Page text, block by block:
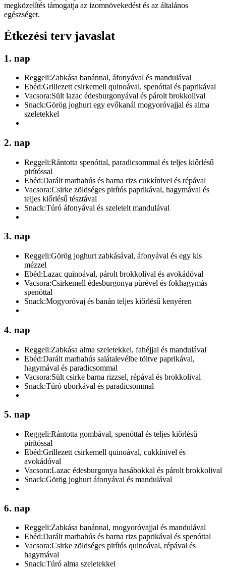
megközelítés támogatja az izomnövekedést és az általános
egészséget.
Étkezési terv javaslat
1. nap
Reggeli:Zabkása banánnal, áfonyával és mandulával
Ebéd:Grillezett csirkemell quinoával, spenóttal és paprikával
Vacsora:Sült lazac édesburgonyával és párolt brokkolival
Snack:Görög joghurt egy evőkanál mogyoróvajjal és alma
szeletekkel
2. nap
Reggeli:Rántotta spenóttal, paradicsommal és teljes kiőrlésű
pirítóssal
Ebéd:Darált marhahús és barna rizs cukkínivel és répával
Vacsora:Csirke zöldséges pirítós paprikával, hagymával és
teljes kiőrlésű tésztával
Snack:Túró áfonyával és szeletelt mandulával
3. nap
Reggeli:Görög joghurt zabkásával, áfonyával és egy kis
mézzel
Ebéd:Lazac quinoával, párolt brokkolival és avokádóval
Vacsora:Csirkemell édesburgonya pürével és fokhagymás
spenóttal
Snack:Mogyoróvaj és banán teljes kiőrlésű kenyéren
4. nap
Reggeli:Zabkása alma szeletekkel, fahéjjal és mandulával
Ebéd:Darált marhahús salátalevélbe töltve paprikával,
hagymával és paradicsommal
Vacsora:Sült csirke barna rizzsel, répával és brokkolival
Snack:Túró uborkával és paradicsommal
5. nap
Reggeli:Rántotta gombával, spenóttal és teljes kiőrlésű
pirítóssal
Ebéd:Grillezett csirkemell quinoával, cukkínivel és
avokádóval
Vacsora:Lazac édesburgonya hasábokkal és párolt brokkolival
Snack:Görög joghurt áfonyával és mandulával
6. nap
Reggeli:Zabkása banánnal, mogyoróvajjal és mandulával
Ebéd:Darált marhahús és barna rizs paprikával és spenóttal
Vacsora:Csirke zöldséges pirítós quinoával, répával és
hagymával
Snack:Túró alma szeletekkel